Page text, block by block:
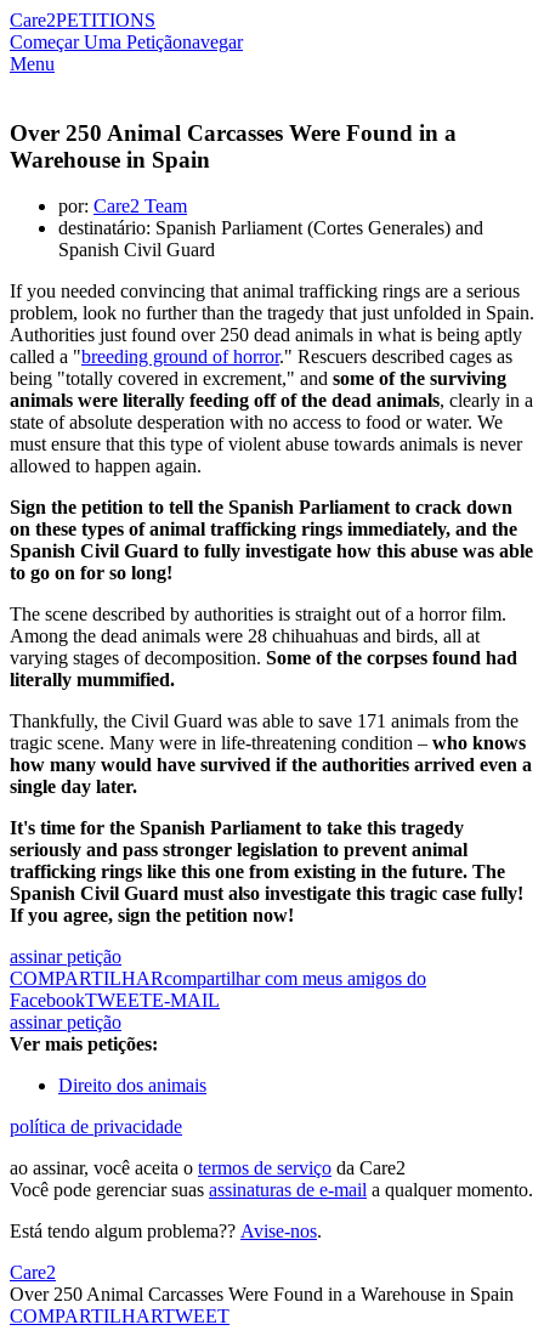
Care2PETITIONS
Começar Uma Petiçãonavegar
Menu
Over 250 Animal Carcasses Were Found in a
Warehouse in Spain
por: Care2 Team
destinatário: Spanish Parliament (Cortes Generales) and
Spanish Civil Guard
If you needed convincing that animal trafficking rings are a serious
problem, look no further than the tragedy that just unfolded in Spain.
Authorities just found over 250 dead animals in what is being aptly
called a "breeding ground of horror." Rescuers described cages as
being "totally covered in excrement," and some of the surviving
animals were literally feeding off of the dead animals, clearly in a
state of absolute desperation with no access to food or water. We
must ensure that this type of violent abuse towards animals is never
allowed to happen again.
Sign the petition to tell the Spanish Parliament to crack down
on these types of animal trafficking rings immediately, and the
Spanish Civil Guard to fully investigate how this abuse was able
to go on for so long!
The scene described by authorities is straight out of a horror film.
Among the dead animals were 28 chihuahuas and birds, all at
varying stages of decomposition. Some of the corpses found had
literally mummified.
Thankfully, the Civil Guard was able to save 171 animals from the
tragic scene. Many were in life-threatening condition – who knows
how many would have survived if the authorities arrived even a
single day later.
It's time for the Spanish Parliament to take this tragedy
seriously and pass stronger legislation to prevent animal
trafficking rings like this one from existing in the future. The
Spanish Civil Guard must also investigate this tragic case fully!
If you agree, sign the petition now!
assinar petição
COMPARTILHARcompartilhar com meus amigos do
FacebookTWEETE-MAIL
assinar petição
Ver mais petições:
Direito dos animais
política de privacidade
ao assinar, você aceita o termos de serviço da Care2
Você pode gerenciar suas assinaturas de e-mail a qualquer momento.
Está tendo algum problema?? Avise-nos.
Care2
Over 250 Animal Carcasses Were Found in a Warehouse in Spain
COMPARTILHARTWEET